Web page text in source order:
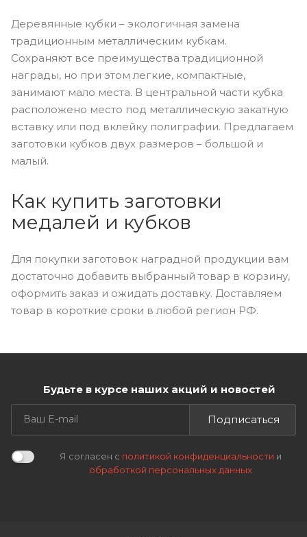
Деревянные кубки – экологичная замена
традиционным металлическим кубкам.
Сохраняют все преимущества традиционной
награды, но при этом легкие, компактные,
занимают мало места. В центральной части кубка
расположено место под металлическую закатную
вставку или под вклейку полиграфии. Предлагаем
заготовки кубков двух размеров – большой и
малый.
Как купить заготовки
медалей и кубков
Для покупки заготовок наградной продукции вам
достаточно добавить выбранный товар в корзину,
оформить заказ и ожидать доставку. Доставляем
товар в короткие сроки в любой регион РФ.
Будьте в курсе наших акций и новостей
Подписаться
Я согласен с политикой конфиденциальности и
обработкой персональных данных